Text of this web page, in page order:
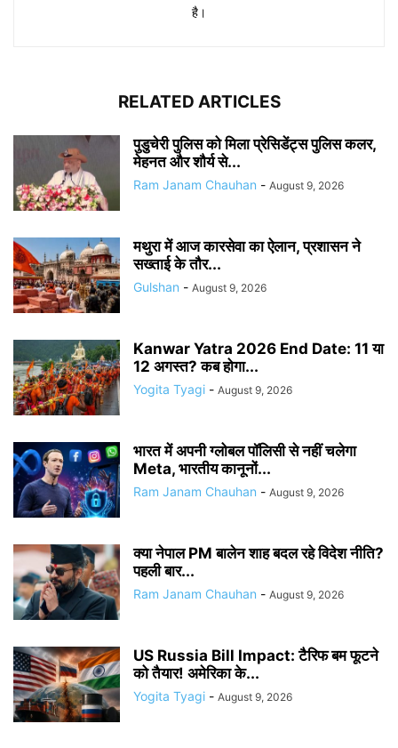
है।
RELATED ARTICLES
पुडुचेरी पुलिस को मिला प्रेसिडेंट्स पुलिस कलर,
मेहनत और शौर्य से...
Ram Janam Chauhan - August 9, 2026
मथुरा में आज कारसेवा का ऐलान, प्रशासन ने
सख्ताई के तौर...
Gulshan - August 9, 2026
Kanwar Yatra 2026 End Date: 11 या
12 अगस्त? कब होगा...
Yogita Tyagi - August 9, 2026
भारत में अपनी ग्लोबल पॉलिसी से नहीं चलेगा
Meta, भारतीय कानूनों...
Ram Janam Chauhan - August 9, 2026
क्या नेपाल PM बालेन शाह बदल रहे विदेश नीति?
पहली बार...
Ram Janam Chauhan - August 9, 2026
US Russia Bill Impact: टैरिफ बम फूटने
को तैयार! अमेरिका के...
Yogita Tyagi - August 9, 2026